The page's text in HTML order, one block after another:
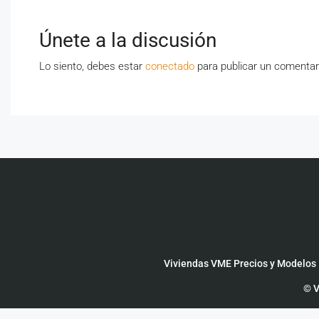
Únete a la discusión
Lo siento, debes estar conectado para publicar un
Viviendas VME Precios y Modelos
©